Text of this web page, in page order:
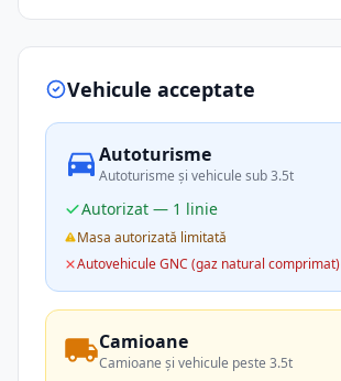
Vehicule acceptate
Autoturisme
Autoturisme și vehicule sub 3.5t
Autorizat — 1 linie
Masa autorizată limitată
Autovehicule GNC (gaz natural comprimat)
Camioane
Camioane și vehicule peste 3.5t